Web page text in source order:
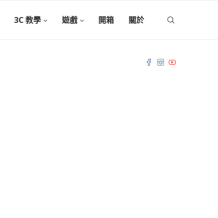
3C 教學 遊戲 開箱 關於